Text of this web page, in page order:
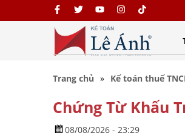
Trang chủ Kế toán thuế
Chứng Từ Khấu
08/08/2026 - 23:29